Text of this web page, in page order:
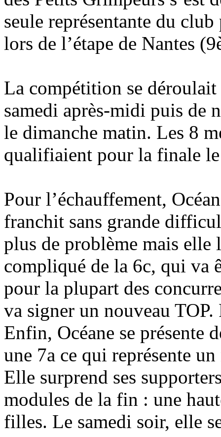
seule représentante du
lors de l’étape de Nantes
La compétition se
samedi après-midi puis de
le dimanche matin. Les 8
qualifiaient pour la finale
Pour l’échauffement,
franchit sans grande
plus de problème mais elle
compliqué de la 6c, qui va
pour la plupart des
va signer un nouveau
Enfin, Océane se présente
une 7a ce qui représente
Elle surprend ses
modules de la fin : une
filles. Le samedi soir, elle